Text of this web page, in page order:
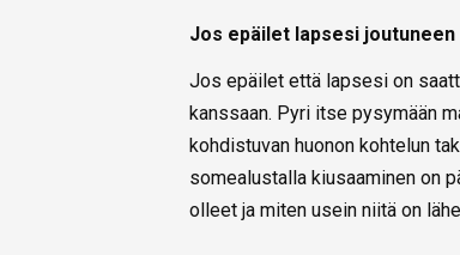
Jos epäilet lapsesi
Jos epäilet että lapsesi on
kanssaan. Pyri itse pysymään
kohdistuvan huonon kohtelun
somealustalla kiusaaminen on
olleet ja miten usein niitä on